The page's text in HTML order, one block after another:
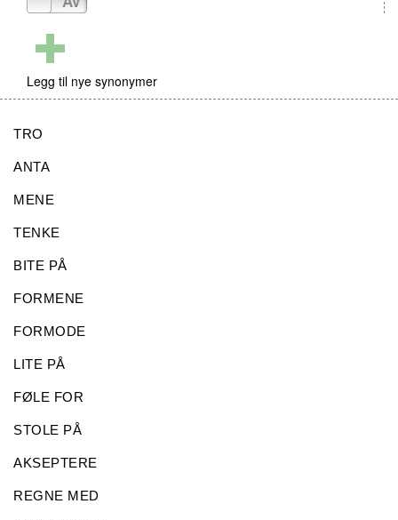
Legg til nye synonymer
TRO
ANTA
MENE
TENKE
BITE PÅ
FORMENE
FORMODE
LITE PÅ
FØLE FOR
STOLE PÅ
AKSEPTERE
REGNE MED